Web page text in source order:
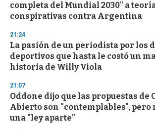
completa del Mundial 2030" a
conspirativas contra Argentina
21:24
La pasión de un periodista por los
deportivos que hasta le costó un
historia de Willy Viola
21:07
Oddone dijo que las propuestas de
Abierto son "contemplables",
una "ley aparte"